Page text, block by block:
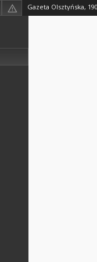
Gazeta Olsztyńska,